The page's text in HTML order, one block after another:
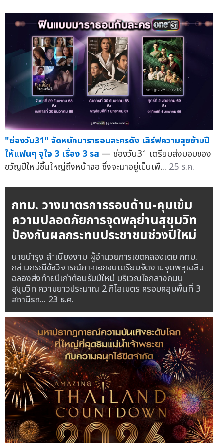
"ช่องวัน31" จัดหนักมาราธอนละครดัง เสิร์ฟความสุขข้ามปี
ให้แฟนๆ จุใจ 3 เรื่อง 3 รส — ช่องวัน31 เตรียมส่งมอบของ
ขวัญปีใหม่ชิ้นใหญ่ถึงหน้าจอ ซึ่งจะมาอยู่เป็นเพื... 25 ธ.ค.
กทม. วางมาตรการรอบด้าน-คุมเข้ม
ความปลอดภัยการจุดพลุย่านสุขุมวิท
ป้องกันผลกระทบประชาชนช่วงปีใหม่
นายบำรุง สำเนียงงาม ผู้อำนวยการเขตคลองเตย กทม.
กล่าวกรณีข้อวิจารณ์ภาคเอกชนเตรียมจัดงานจุดพลุเฉลิม
ฉลองส่งท้ายปีเก่าต้อนรับปีใหม่ บริเวณใจกลางถนน
สุขุมวิท ความยาวประมาณ 2 กิโลเมตร ครอบคลุมพื้นที่ 3
สถานีรถ... 23 ธ.ค.